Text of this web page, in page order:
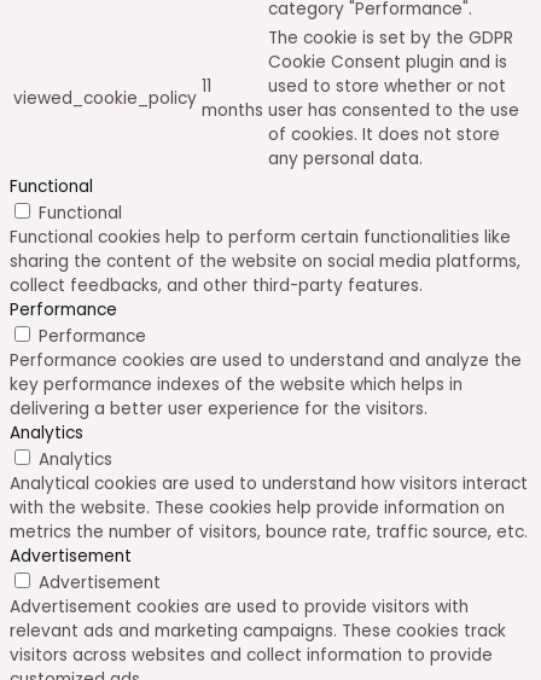
category "Performance".
viewed_cookie_policy
11
months
The cookie is set by the GDPR
Cookie Consent plugin and is
used to store whether or not
user has consented to the use
of cookies. It does not store
any personal data.
Functional
Functional
Functional cookies help to perform certain functionalities like
sharing the content of the website on social media platforms,
collect feedbacks, and other third-party features.
Performance
Performance
Performance cookies are used to understand and analyze the
key performance indexes of the website which helps in
delivering a better user experience for the visitors.
Analytics
Analytics
Analytical cookies are used to understand how visitors interact
with the website. These cookies help provide information on
metrics the number of visitors, bounce rate, traffic source, etc.
Advertisement
Advertisement
Advertisement cookies are used to provide visitors with
relevant ads and marketing campaigns. These cookies track
visitors across websites and collect information to provide